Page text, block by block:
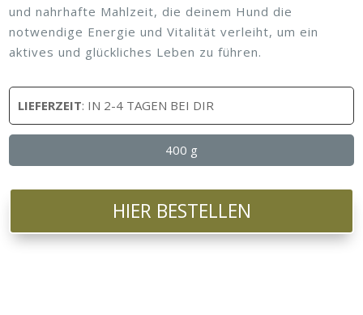
und nahrhafte Mahlzeit, die deinem Hund die
notwendige Energie und Vitalität verleiht, um ein
aktives und glückliches Leben zu führen.
LIEFERZEIT: IN 2-4 TAGEN BEI DIR
400 g
HIER BESTELLEN